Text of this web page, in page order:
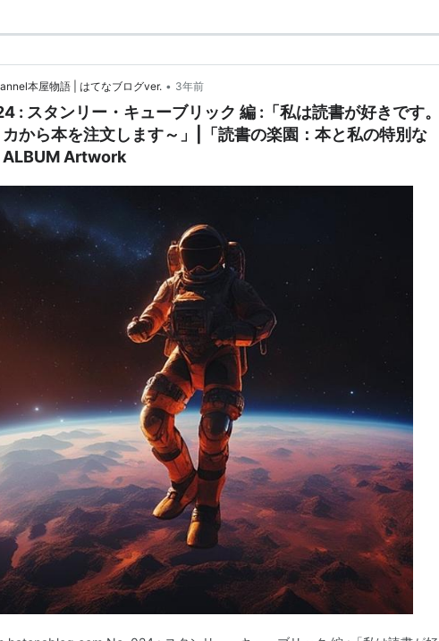
本屋物語 | はてなブログver. • 3年前
: スタンリー・キューブリック 編 :「私は読書が好きです。
から本を注文します～」|「読書の楽園：本と私の特別な
ALBUM Artwork